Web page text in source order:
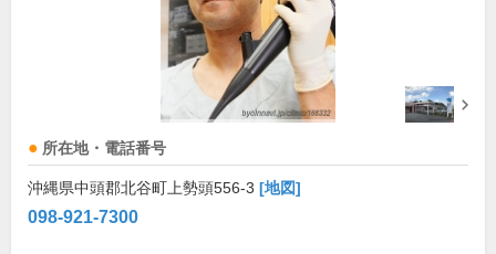
所在地・電話番号
沖縄県中頭郡北谷町上勢頭556-3 [地図]
098-921-7300